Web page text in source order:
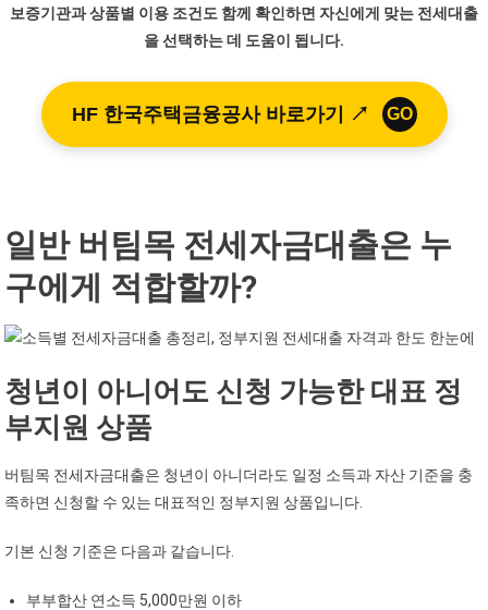
보증기관과 상품별 이용 조건도 함께 확인하면 자신에게 맞는 전세대출
을 선택하는 데 도움이 됩니다.
HF 한국주택금융공사 바로가기 ↗ GO
일반 버팀목 전세자금대출은 누
구에게 적합할까?
청년이 아니어도 신청 가능한 대표 정
부지원 상품
버팀목 전세자금대출은 청년이 아니더라도 일정 소득과 자산 기준을 충
족하면 신청할 수 있는 대표적인 정부지원 상품입니다.
기본 신청 기준은 다음과 같습니다.
부부합산 연소득 5,000만원 이하